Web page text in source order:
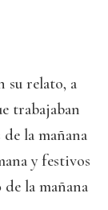
su relato, a
trabajaban
la mañana
y festivos
de la mañana